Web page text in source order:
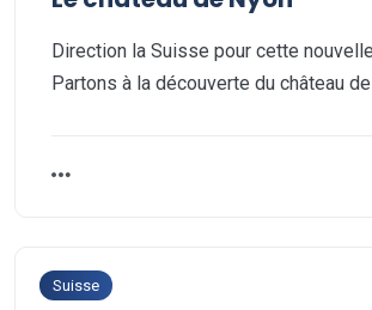
Direction la Suisse pour cette
Partons à la découverte du château
Suisse